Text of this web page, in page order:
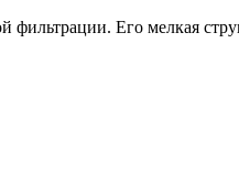
фильтрации. Его мелкая